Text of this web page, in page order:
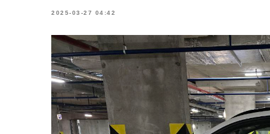
2025-03-27 04:42